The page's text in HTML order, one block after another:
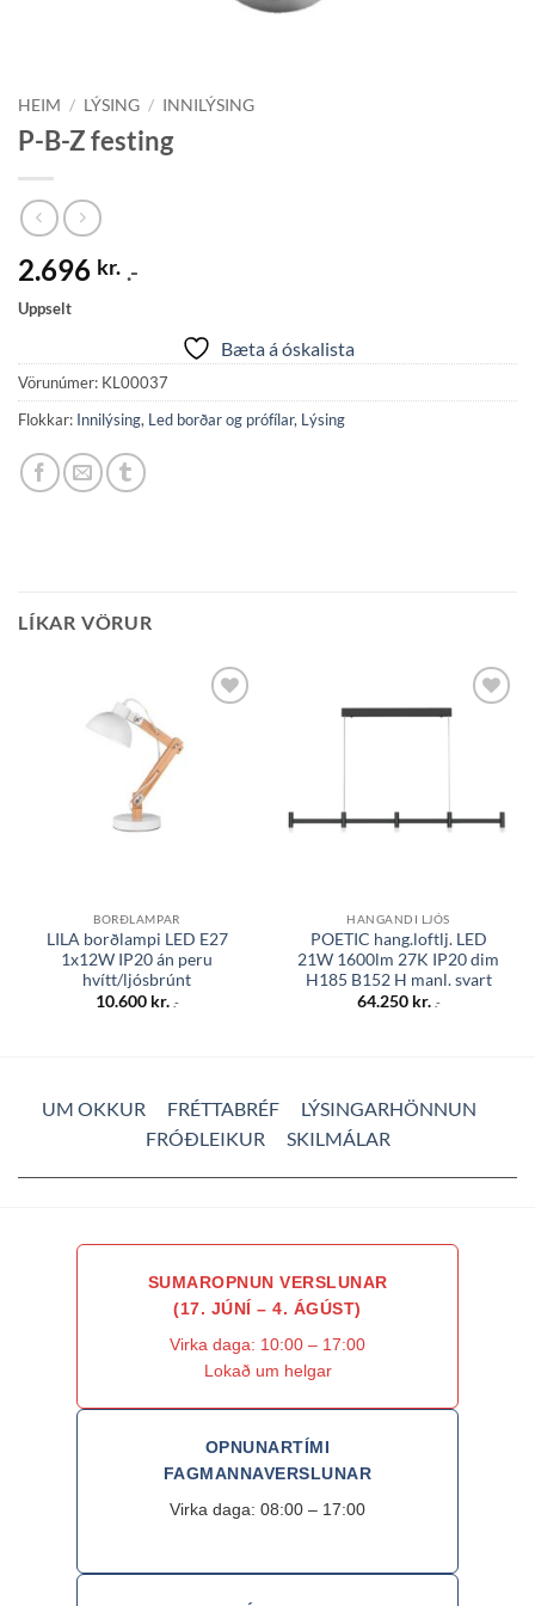
HEIM / LÝSING / INNILÝSING
P-B-Z festing
2.696 kr. .-
Uppselt
Bæta á óskalista
Vörunúmer: KL00037
Flokkar: Innilýsing, Led borðar og prófílar, Lýsing
LÍKAR VÖRUR
BORÐLAMPAR
LILA borðlampi LED E27
1x12W IP20 án peru
hvítt/ljósbrúnt
10.600 kr. .-
HANGANDI LJÓS
POETIC hang.loftlj. LED
21W 1600lm 27K IP20 dim
H185 B152 H manl. svart
64.250 kr. .-
UM OKKUR FRÉTTABRÉF
LÝSINGARHÖNNUN
FRÓÐLEIKUR
SKILMÁLAR
SUMAROPNUN VERSLUNAR
(17. JÚNÍ – 4. ÁGÚST)
Virka daga: 10:00 – 17:00
Lokað um helgar
OPNUNARTÍMI
FAGMANNAVERSLUNAR
Virka daga: 08:00 – 17:00